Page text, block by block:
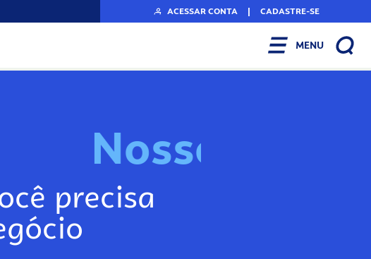
ACESSAR CONTA | CADASTRE-SE
MENU
Nosso
precisa